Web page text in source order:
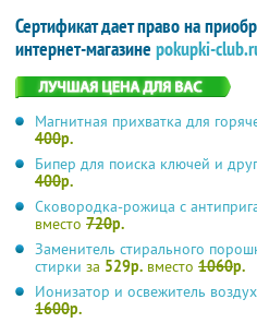
Сертификат дает право на
интернет-магазине pokupki-
Магнитная прихватка для
400р.
Бипер для поиска ключей и
400р.
Сковородка-рожица с
вместо 720р.
Заменитель стирального
стирки за 529р. вместо 1060р.
Ионизатор и освежитель
1600р.